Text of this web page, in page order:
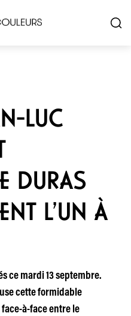
LUC
DURAS
L’UN À
ce mardi 13 septembre.
cette formidable
à-face entre le